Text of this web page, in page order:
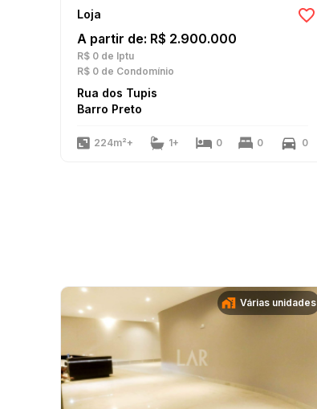
Loja
A partir de: R$ 2.900.000
R$ 0 de Iptu
R$ 0 de Condomínio
Rua dos Tupis
Barro Preto
224m²+ 1+ 0 0 0
Várias unidades